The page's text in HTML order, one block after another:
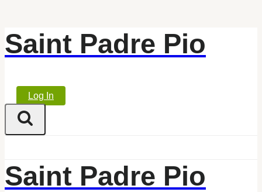
Skip
to
Saint Padre Pio
Log In
Saint Padre Pio